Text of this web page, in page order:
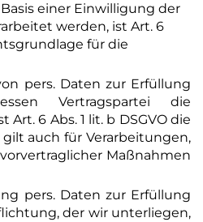
einer Einwilligung der
werden, ist Art. 6
für die
pers. Daten zur Erfüllung
Vertragspartei die
Art. 6 Abs. 1 lit. b DSGVO die
auch für Verarbeitungen,
Maßnahmen
pers. Daten zur Erfüllung
der wir unterliegen,